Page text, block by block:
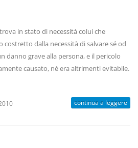
in stato di necessità colui che
dalla necessità di salvare sé od
danno grave alla persona, e il pericolo
causato, né era altrimenti evitabile.
continua a leggere